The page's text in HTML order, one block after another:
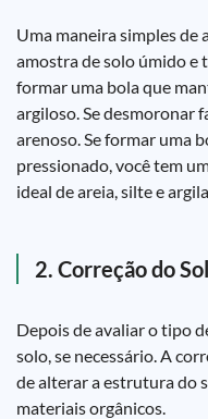
Uma maneira simples de
amostra de solo úmido e
formar uma bola que
argiloso. Se desmoronar
arenoso. Se formar uma
pressionado, você tem
ideal de areia, silte e
2. Correção do
Depois de avaliar o tipo
solo, se necessário. A
de alterar a estrutura do
materiais orgânicos.